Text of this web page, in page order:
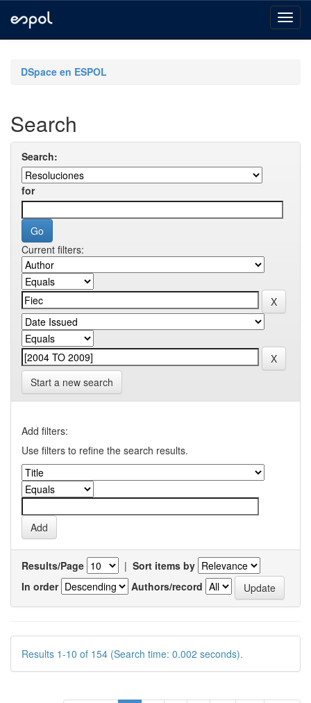
navigationDSpace en ESPOL
Search
Search:
for
Current filters:
Start a new search
Add filters:
Use filters to refine the search results.
Results/Page | Sort items by
In order
Authors/record
Results 1-10 of 154 (Search time: 0.002 seconds).